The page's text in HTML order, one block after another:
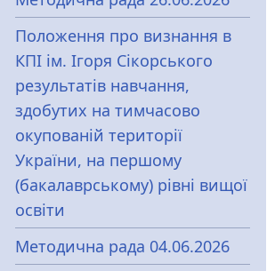
Положення про визнання в
КПІ ім. Ігоря Сікорського
результатів навчання,
здобутих на тимчасово
окупованій території
України, на першому
(бакалаврському) рівні вищої
освіти
Методична рада 04.06.2026